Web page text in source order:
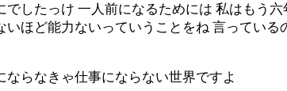
したっけ 一人前になるためには 私はもう
ほど能力ないっていうことをね 言っている
らなきゃ仕事にならない世界ですよ